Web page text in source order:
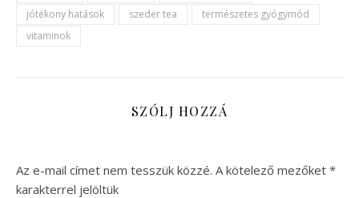
jótékony hatások
szeder tea
természetes gyógymód
vitaminok
SZÓLJ HOZZÁ
Az e-mail címet nem tesszük közzé. A kötelező mezőket *
karakterrel jelöltük